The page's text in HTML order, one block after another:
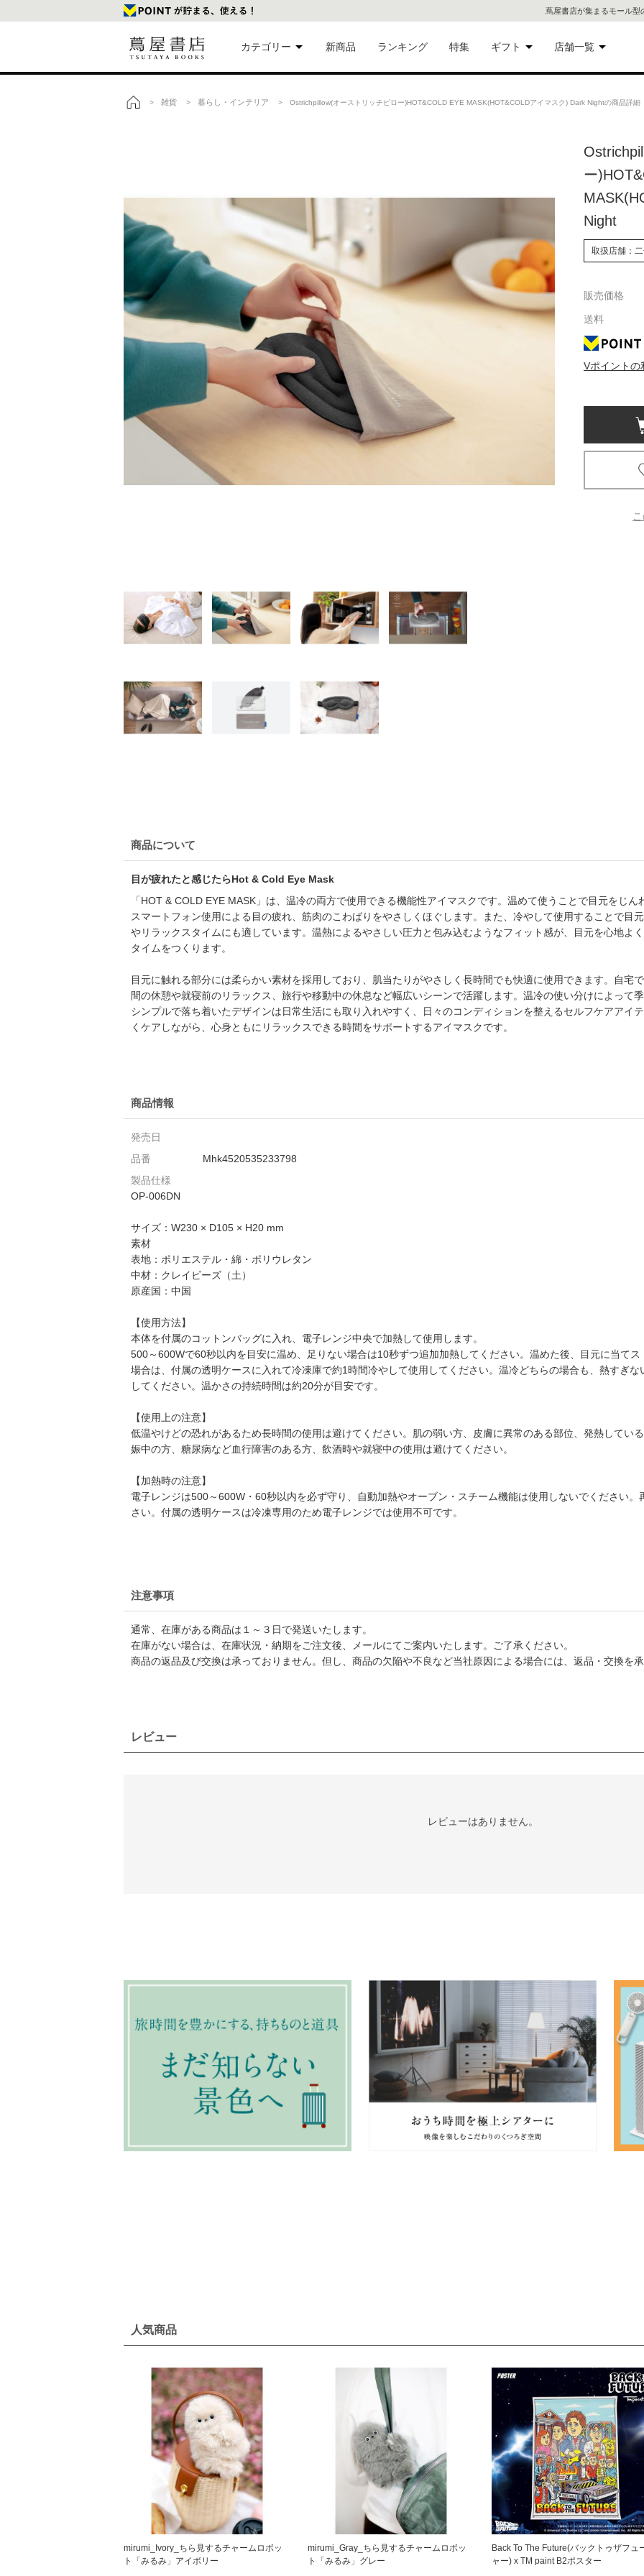
蔦屋書店が集まるモール型
カテゴリー
美術品
文具
雑貨
家電
食品
新商品 ランキング 特集 ギフト
ギフトにおすすめ
店舗一覧
代官
屋書
書店
京都
蔦屋
梅田
書店
> 雑貨 > 暮らし・インテリア > Ostrichpillow(オーストリッチピロー)HOT&COLD EYE MASK(HOT&COLDアイマスク) Dark Nightの商品詳細
ー
Night
取扱店舗：
販売価格
送料
Vポイントの
商品について
目が疲れたと感じたらHot & Cold Eye Mask
「HOT & COLD EYE MASK」は、温冷の両方で使用できる機能性アイマスクです。温めて使うことで目元をじ
スマートフォン使用による目の疲れ、筋肉のこわばりをやさしくほぐします。また、冷やして使用することで目
やリラックスタイムにも適しています。温熱によるやさしい圧力と包み込むようなフィット感が、目元を心地よ
タイムをつくります。
目元に触れる部分には柔らかい素材を採用しており、肌当たりがやさしく長時間でも快適に使用できます。自宅
間の休憩や就寝前のリラックス、旅行や移動中の休息など幅広いシーンで活躍します。温冷の使い分けによって
シンプルで落ち着いたデザインは日常生活にも取り入れやすく、日々のコンディションを整えるセルフケアアイ
くケアしながら、心身ともにリラックスできる時間をサポートするアイマスクです。
商品情報
発売日
品番
Mhk4520535233798
製品仕様
OP-006DN
サイズ：W230 × D105 × H20 mm
素材
表地：ポリエステル・綿・ポリウレタン
中材：クレイビーズ（土）
原産国：中国
【使用方法】
本体を付属のコットンバッグに入れ、電子レンジ中央で加熱して使用します。
500～600Wで60秒以内を目安に温め、足りない場合は10秒ずつ追加加熱してください。温めた後、目元に当て
場合は、付属の透明ケースに入れて冷凍庫で約1時間冷やして使用してください。温冷どちらの場合も、熱すぎ
してください。温かさの持続時間は約20分が目安です。
【使用上の注意】
低温やけどの恐れがあるため長時間の使用は避けてください。肌の弱い方、皮膚に異常のある部位、発熱してい
娠中の方、糖尿病など血行障害のある方、飲酒時や就寝中の使用は避けてください。
【加熱時の注意】
電子レンジは500～600W・60秒以内を必ず守り、自動加熱やオーブン・スチーム機能は使用しないでください
さい。付属の透明ケースは冷凍専用のため電子レンジでは使用不可です。
注意事項
通常、在庫がある商品は１～３日で発送いたします。
在庫がない場合は、在庫状況・納期をご注文後、メールにてご案内いたします。ご了承ください。
商品の返品及び交換は承っておりません。但し、商品の欠陥や不良など当社原因による場合には、返品・交換を
レビュー
レビューはありません。
人気商品
mirumi_Ivory_ちら見するチャームロボッ
ト「みるみ」アイボリー
mirumi_Gray_ちら見するチャームロボッ
ト「みるみ」グレー
Back To The Future(バックトゥザフュ
ャー) x TM paint B2ポスター